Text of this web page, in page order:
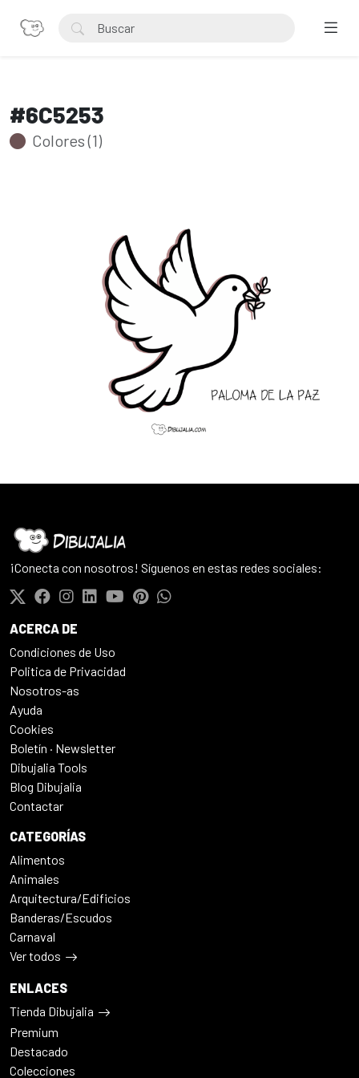
#6C5253
Colores (1)
¡Conecta con nosotros! Síguenos en estas redes sociales:
ACERCA DE
Condiciones de Uso
Politica de Privacidad
Nosotros-as
Ayuda
Cookies
Boletín · Newsletter
Dibujalia Tools
Blog Dibujalia
Contactar
CATEGORÍAS
Alimentos
Animales
Arquitectura/Edificios
Banderas/Escudos
Carnaval
Ver todos
ENLACES
Tienda Dibujalia
Premium
Destacado
Colecciones